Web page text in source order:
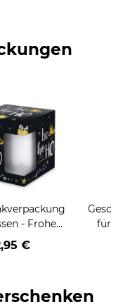
- Frohe
- HO
- schwarz
€
für